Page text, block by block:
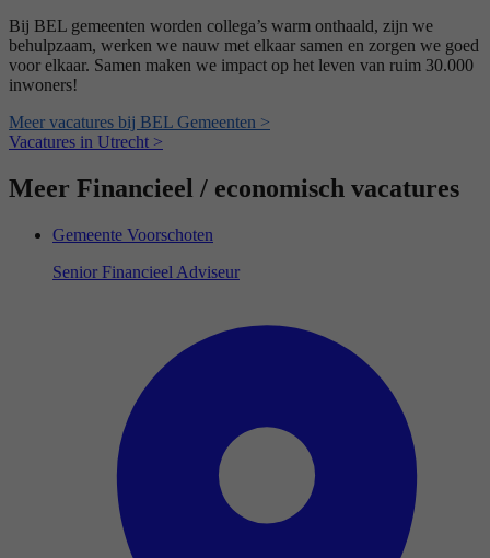
Bij BEL gemeenten worden collega’s warm onthaald, zijn we
behulpzaam, werken we nauw met elkaar samen en zorgen we goed
voor elkaar. Samen maken we impact op het leven van ruim 30.000
inwoners!
Meer vacatures bij BEL Gemeenten >
Vacatures in Utrecht >
Meer Financieel / economisch vacatures
Gemeente Voorschoten
Senior Financieel Adviseur